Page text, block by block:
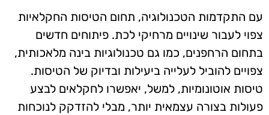
עם התקדמות הטכנולוגיה, תחום הטיסות החקלאיות
צפוי לעבור שינויים מרחיקי לכת. פיתוחים חדשים
בתחום הרחפנים, כמו גם טכנולוגיות בינה מלאכותית,
צפויים להוביל לעלייה ביעילות ובדיוק של הטיסות.
טיסות אוטונומיות, למשל, יאפשרו לחקלאים לבצע
פעולות בצורה עצמאית יותר, מבלי להזדקק לנוכחות